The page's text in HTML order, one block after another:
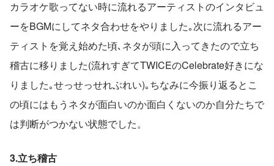
カラオケ歌ってない時に流れるアーティストのインタビュ
ーをBGMにしてネタ合わせをやりました｡次に流れるアー
ティストを覚え始めた頃､ネタが頭に入ってきたので立ち
稽古に移りました(流れすぎてTWICEのCelebrate好きにな
りました｡せっせっせれぶれい)｡ちなみに今振り返るとこ
の頃にはもうネタが面白いのか面白くないのか自分たちで
は判断がつかない状態でした。
3.立ち稽古